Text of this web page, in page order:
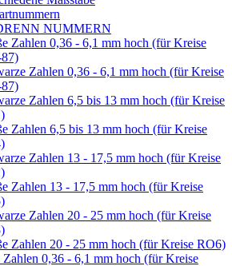
NUMMERN
Zahlen 0,36 - 6,1 mm hoch (für Kreise
Zahlen 0,36 - 6,1 mm hoch (für Kreise
Zahlen 6,5 bis 13 mm hoch (für Kreise
Zahlen 6,5 bis 13 mm hoch (für Kreise
Zahlen 13 - 17,5 mm hoch (für Kreise
Zahlen 13 - 17,5 mm hoch (für Kreise
Zahlen 20 - 25 mm hoch (für Kreise
Zahlen 20 - 25 mm hoch (für Kreise RO6)
Zahlen 0,36 - 6,1 mm hoch (für Kreise